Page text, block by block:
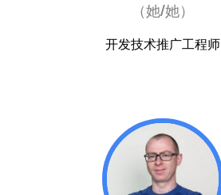
（她/她）
开发技术推广工程师